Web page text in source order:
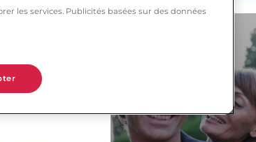
ceux qui
les services. Publicités basées sur des données